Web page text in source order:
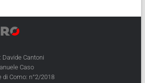
Davide Cantoni
Caso
di Como: n°2/2018